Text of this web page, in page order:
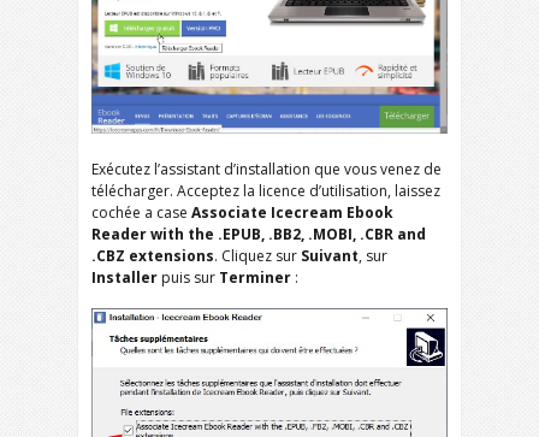
Exécutez l’assistant d’installation que vous venez de
télécharger. Acceptez la licence d’utilisation, laissez
cochée a case Associate Icecream Ebook
Reader with the .EPUB, .BB2, .MOBI, .CBR and
.CBZ extensions. Cliquez sur Suivant, sur
Installer puis sur Terminer :